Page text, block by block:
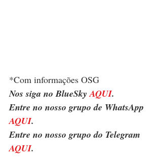
*Com informações OSG
Nos siga no BlueSky AQUI.
Entre no nosso grupo de WhatsApp
AQUI.
Entre no nosso grupo do Telegram
AQUI.